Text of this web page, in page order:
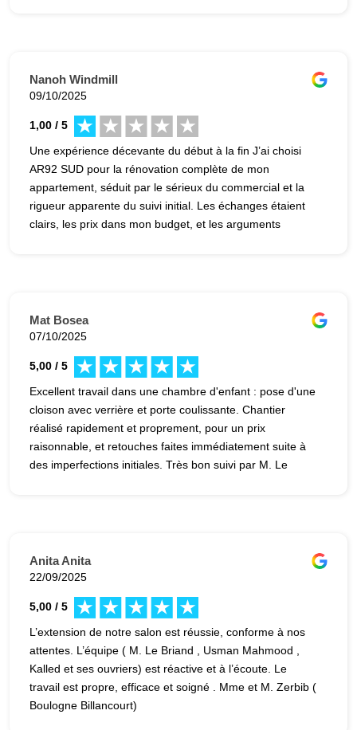
Nanoh Windmill
09/10/2025
1,00 / 5
Une expérience décevante du début à la fin J’ai choisi
AR92 SUD pour la rénovation complète de mon
appartement, séduit par le sérieux du commercial et la
rigueur apparente du suivi initial. Les échanges étaient
clairs, les prix dans mon budget, et les arguments
une fois à leurs frais, preuve d’un manque flagrant de
savoir-faire dès la première pose. - Placards de qualité
rénovation complète. - Et la liste est longue : je m’arrête
là... Six mois après la fin des travaux, un problème
électrique dans la cuisine survient. Réponse du
responsable : « Ce n’est pas au devis, nous
n’intervenons pas. » Pourtant, c’est bien eux qui ont
modifié cette prise. Leur logique est implacable, mais
absurdes (inscription du serrurier sur une plateforme
privée) qui bloquent le paiement. En résumé, un manque
pas anticipé. Je déconseille vivement cette entreprise à
quiconque cherche un prestataire fiable pour des travaux
de rénovation.
Mat Bosea
07/10/2025
5,00 / 5
Excellent travail dans une chambre d'enfant : pose d'une
cloison avec verrière et porte coulissante. Chantier
réalisé rapidement et proprement, pour un prix
raisonnable, et retouches faites immédiatement suite à
des imperfections initiales. Très bon suivi par M. Le
Anita Anita
22/09/2025
5,00 / 5
L’extension de notre salon est réussie, conforme à nos
attentes. L’équipe ( M. Le Briand , Usman Mahmood ,
Kalled et ses ouvriers) est réactive et à l’écoute. Le
travail est propre, efficace et soigné . Mme et M. Zerbib (
Boulogne Billancourt)